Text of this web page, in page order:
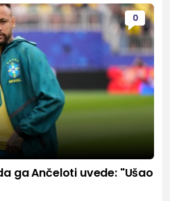
0
ga Ančeloti uvede: "Ušao